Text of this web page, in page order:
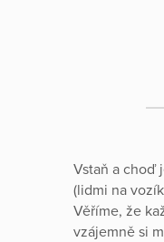
Vstaň a choď
(lidmi na
Věříme, že
vzájemně si